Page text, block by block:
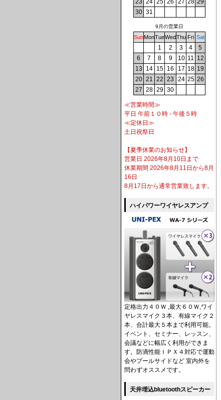
23 24 25 26 27 28 29
30 31
9月の営業日
SunMonTueWedThu Fri Sat
1 2 3 4
5
6
7 8 9 10 11 12
13
14 15 16 17 18 19
20 21 22 23 24 25 26
27 28 29 30
≪営業時間≫
平日 午前１０時 - 午後５時
≪定休日≫
土日祝祭日
【夏季休業のお知らせ】
営業日 2026年8月10日まで
休業期間 2026年8月11日から8月
16日
8月17日から通常営業致します。
ハイパワーワイヤレスアンプ
定格出力４０Ｗ ,最大６０Ｗ,ワイ
ヤレスマイク３本、有線マイク２
本、合計最大５本まで利用可能。
イベント、セミナー、レッスン、
会議などに幅広く利用ができま
す。防滴性能ＩＰＸ４対応で運動
会やプールサイドなど 室内外を
問わずオススメです。
天井埋込bluetoothスピーカー